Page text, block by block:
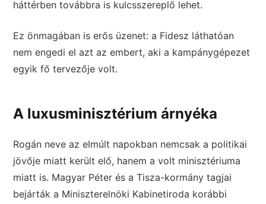
háttérben továbbra is kulcsszereplő lehet.
Ez önmagában is erős üzenet: a Fidesz láthatóan
nem engedi el azt az embert, aki a kampánygépezet
egyik fő tervezője volt.
A luxusminisztérium árnyéka
Rogán neve az elmúlt napokban nemcsak a politikai
jövője miatt került elő, hanem a volt minisztériuma
miatt is. Magyar Péter és a Tisza-kormány tagjai
bejárták a Miniszterelnöki Kabinetiroda korábbi